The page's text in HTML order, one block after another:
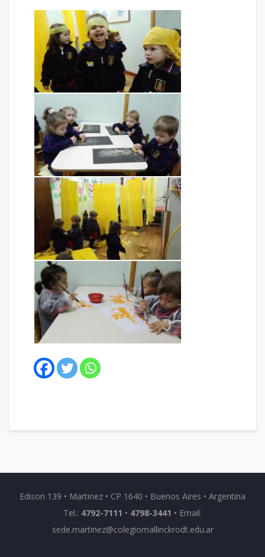
Edison 139 • Martinez • CP 1640 • Buenos Aires • Argentina
Tel.: 4792-7111 • 4798-3441 • Email:
sede.martinez@colegiomallinckrodt.edu.ar